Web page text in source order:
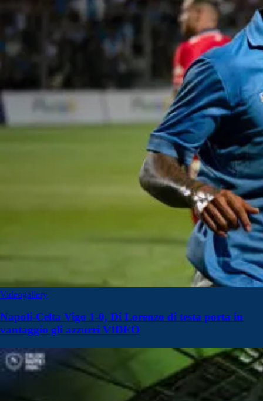
Videogallery
Napoli-Celta Vigo 1-0, Di Lorenzo di testa porta in
vantaggio gli azzurri VIDEO